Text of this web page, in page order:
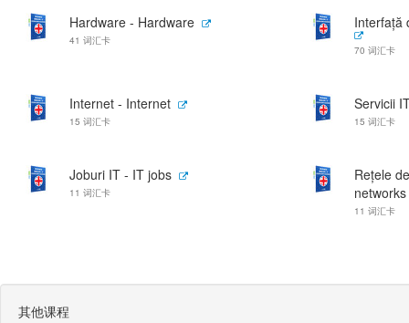
Hardware - Hardware
41 词汇卡
Interfață
70 词汇卡
Internet - Internet
15 词汇卡
Servicii
15 词汇卡
Joburi IT - IT jobs
11 词汇卡
Rețele
networks
11 词汇卡
其他课程